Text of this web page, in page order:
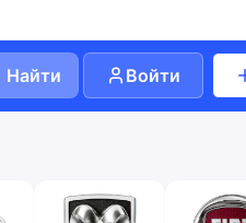
Найти Войти